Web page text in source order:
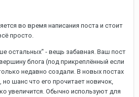
во время написания поста и стоит
просто.
остальных" - вещь забавная. Ваш пост
блога (под прикреплённый если
недавно создали. В новых постах
но шанс что его прочитает новичок,
увеличится. Обычно используют для